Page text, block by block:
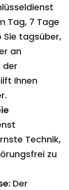
Tag, 7 Tage
Sie tagsüber,
an
der
Ihnen
Technik,
zu
Der